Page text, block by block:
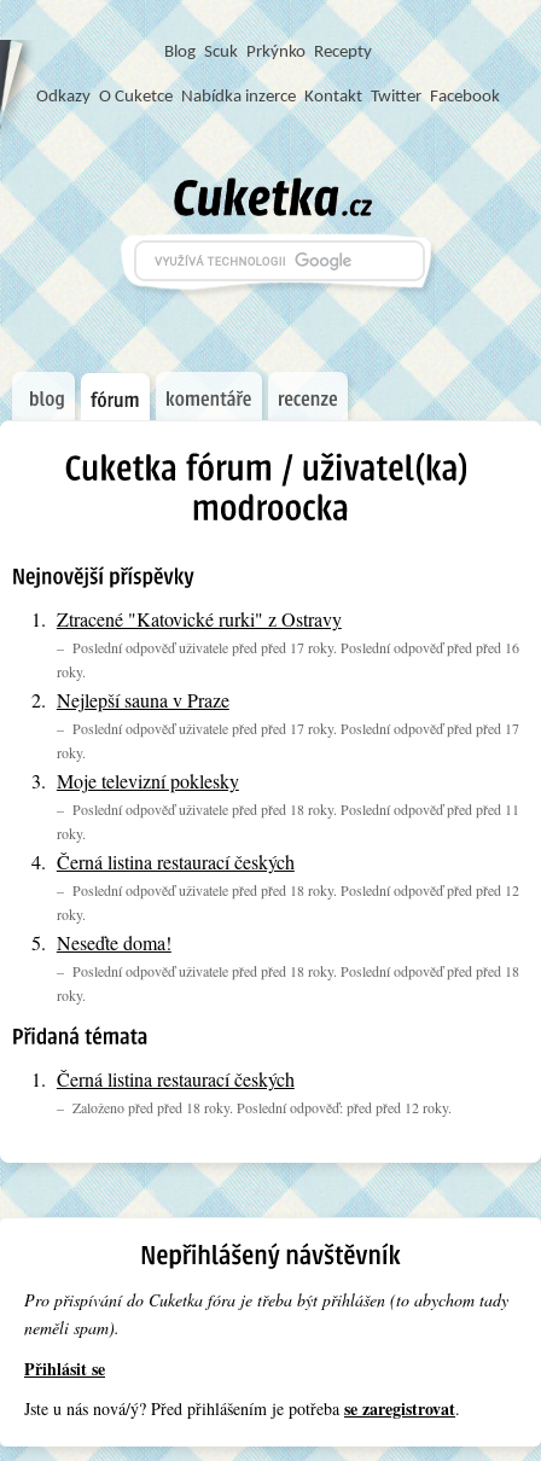
Blog Scuk Prkýnko Recepty
Odkazy O Cuketce Nabídka inzerce Kontakt Twitter Facebook
Ztracené "Katovické rurki" z Ostravy
– Poslední odpověď uživatele před před 17 roky. Poslední odpověď před před 16
roky.
Nejlepší sauna v Praze
– Poslední odpověď uživatele před před 17 roky. Poslední odpověď před před 17
roky.
Moje televizní poklesky
– Poslední odpověď uživatele před před 18 roky. Poslední odpověď před před 11
roky.
Černá listina restaurací českých
– Poslední odpověď uživatele před před 18 roky. Poslední odpověď před před 12
roky.
Neseďte doma!
– Poslední odpověď uživatele před před 18 roky. Poslední odpověď před před 18
roky.
Černá listina restaurací českých
– Založeno před před 18 roky. Poslední odpověď: před před 12 roky.
Pro přispívání do Cuketka fóra je třeba být přihlášen (to abychom tady
neměli spam).
Přihlásit se
Jste u nás nová/ý? Před přihlášením je potřeba se zaregistrovat.